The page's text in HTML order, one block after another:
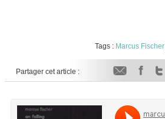
Tags : Marcus Fischer
Partager cet article :